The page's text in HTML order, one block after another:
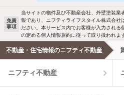
洗濯機置場あり
エアコンあり
温水洗浄便座
免責
事項
当サイトの物件及び不動産会社、外壁塗装
報であり、ニフティライフスタイル株式会社
ださい。本サービス内でお客様が入力される
の定める個人情報規約に従って取り扱われます
不動産・住宅情報のニフティ不動産
ニフティ不動産